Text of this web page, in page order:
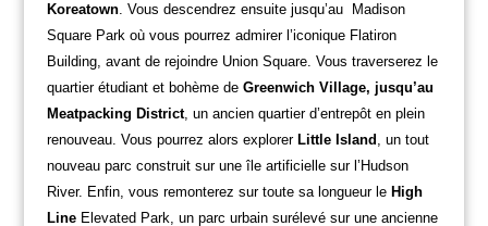
Koreatown. Vous descendrez ensuite jusqu’au Madison
Square Park où vous pourrez admirer l’iconique Flatiron
Building, avant de rejoindre Union Square. Vous traverserez le
quartier étudiant et bohème de Greenwich Village, jusqu’au
Meatpacking District, un ancien quartier d’entrepôt en plein
renouveau. Vous pourrez alors explorer Little Island , un tout
nouveau parc construit sur une île artificielle sur l’Hudson
River. Enfin, vous remonterez sur toute sa longueur le High
LineElevated Park, un parc urbain surélevé sur une ancienne